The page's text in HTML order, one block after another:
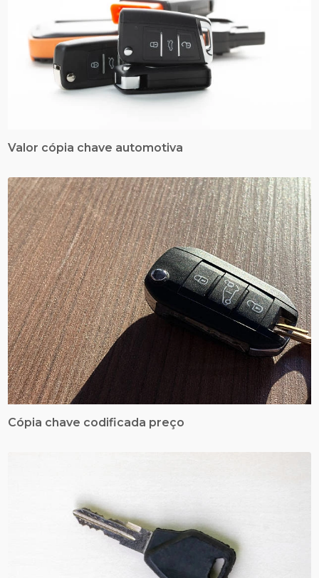
Valor cópia chave automotiva
Cópia chave codificada preço